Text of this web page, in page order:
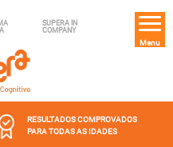
SUPERA IN
COMPANY
Menu
RESULTADOS COMPROVADOS
PARA TODAS AS IDADES